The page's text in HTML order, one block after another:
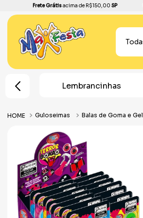
Frete Grátisacima de R$150,00 SP
Lembrancinhas
Guloseimas Balas de Goma e